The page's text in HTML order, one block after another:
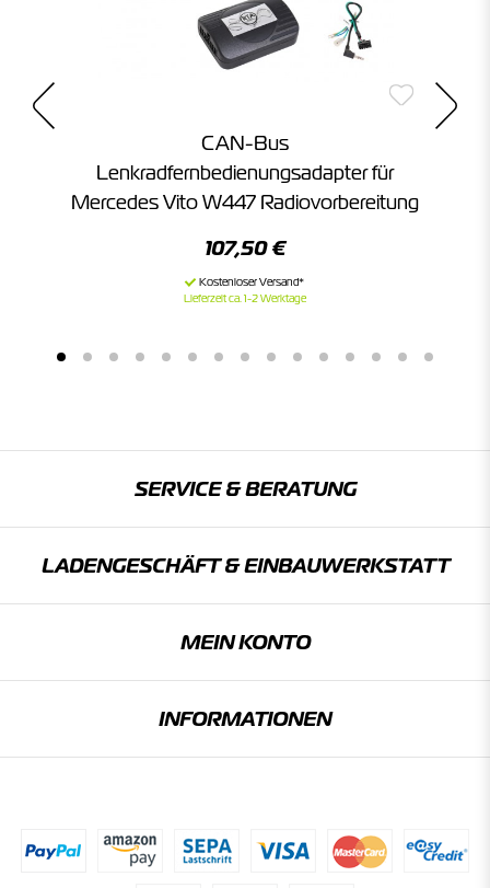
CAN-Bus
Lenkradfernbedienungsadapter für
Mercedes Vito W447 Radiovorbereitung
107,50 €
Lieferzeit ca. 1-2 Werktage
SERVICE & BERATUNG
LADENGESCHÄFT & EINBAU­WERKSTATT
MEIN KONTO
INFORMATIONEN